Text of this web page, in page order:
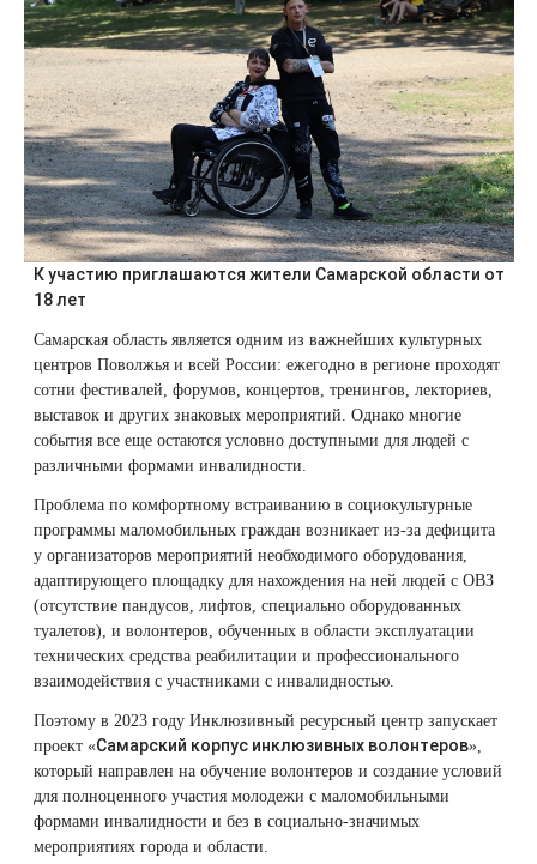
К участию приглашаются жители Самарской области от
18 лет
Самарская область является одним из важнейших культурных
центров Поволжья и всей России: ежегодно в регионе проходят
сотни фестивалей, форумов, концертов, тренингов, лекториев,
выставок и других знаковых мероприятий. Однако многие
события все еще остаются условно доступными для людей с
различными формами инвалидности.
Проблема по комфортному встраиванию в социокультурные
программы маломобильных граждан возникает из-за дефицита
у организаторов мероприятий необходимого оборудования,
адаптирующего площадку для нахождения на ней людей с ОВЗ
(отсутствие пандусов, лифтов, специально оборудованных
туалетов), и волонтеров, обученных в области эксплуатации
технических средства реабилитации и профессионального
взаимодействия с участниками с инвалидностью.
Поэтому в 2023 году Инклюзивный ресурсный центр запускает
проект «Самарский корпус инклюзивных волонтеров»,
который направлен на обучение волонтеров и создание условий
для полноценного участия молодежи с маломобильными
формами инвалидности и без в социально-значимых
мероприятиях города и области.
Удаление растяжек
Лазерная наноперфорация
Лазерная эпиляция
Лазерная QOOL-эпиляция
Эпиляция диодным лазером
Лазерное омоложение рук
Удаление татуировок
Удаление татуажа (перманентного макияжа)
Лазерное удаление невуса
Лечение прыщей (угревой сыпи)
Лечение гиперпигментации
Удаление веснушек
Удаление сосудистых звездочек
Удаление винного пятна
Плазмотерапия
Нитевой лифтинг
Озонотерапия
Биоревитализация
Контурная пластика лица
Дермотония на аппарате SKINTONIC
(Скинтоник)
Микротоки и миостимуляция
Миостимуляция лица
УВТ терапия на аппарате EWATage
RSL-скульптурирование
Вакуумно-роликовый массаж на аппарате
Beautyliner (Бьютилайнер)
Вакуумно-роликовый массаж на аппарате
Therapy Pulse
Фотодинамическая терапия HELEO™
ДНК-тестирование
Интегративная косметология
Процедуры для детей
Маникюр и педикюр
Косметология для подростков
Косметология для мужчин
Купить космецевтику VIF
Избавиться от растяжек на животе
Освежить кожу
Омолодить кожу рук
Изменить овал лица
Избавиться от птоза на лице
Избавиться от морщин
Убрать морщины на шее
Увеличить губы
Удалить морщины вокруг глаз
Удалить носогубные складки
Удалить перманентный макияж
Удалить рубцы
Поднять брови
Молодую и увлажнённую кожу вокруг глаз
Конгресс ECALM